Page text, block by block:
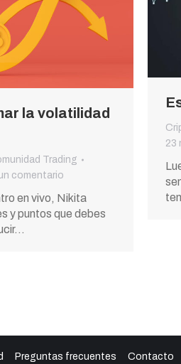
la volatilidad
Trading
comentario
en vivo, Nikita
y puntos que debes
23
Preguntas frecuentes Contacto